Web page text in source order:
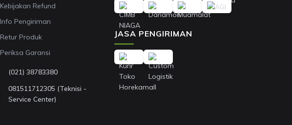
Kebijakan Refund
Info Pengiriman
Retur Produk
Periksa Garansi
(021) 38783380
081511712305 (Teknisi -
Service Center)
JASA PENGIRIMAN